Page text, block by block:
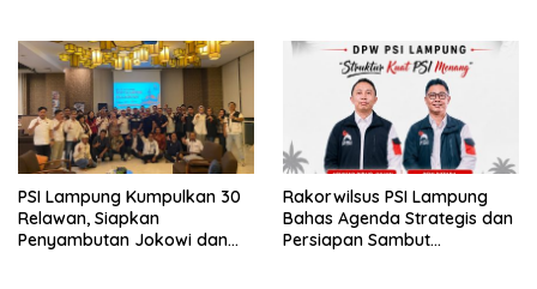
PSI Lampung Kumpulkan 30
Relawan, Siapkan
Penyambutan Jokowi dan
Rakorwilsus PSI Lampung
Bahas Agenda Strategis dan
Persiapan Sambut